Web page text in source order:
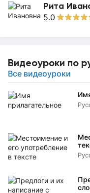
Рита
5.0
Видеоуроки по
Все видеоуроки